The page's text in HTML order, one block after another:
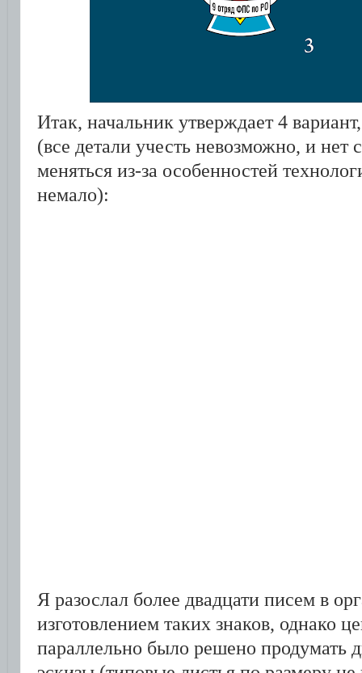
Итак, начальник утверждает 4
(все детали учесть невозможно, и нет
меняться из-за особенностей
немало):
Я разослал более двадцати писем в
изготовлением таких знаков, однако
параллельно было решено продумать